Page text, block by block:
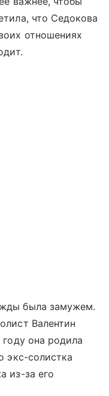
что Седокова
отношениях
была замужем.
Валентин
она родила
экс-солистка
из-за его